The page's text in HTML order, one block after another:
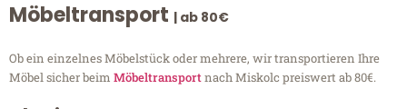
Möbeltransport | ab 80€
Ob ein einzelnes Möbelstück oder mehrere, wir transportieren Ihre
Möbel sicher beim Möbeltransportnach Miskolc preiswert ab 80€.